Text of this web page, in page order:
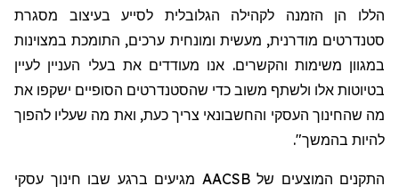
הללו הן הזמנה לקהילה הגלובלית לסייע בעיצוב מסגרת
סטנדרטים מודרנית, מעשית ומונחית ערכים, התומכת במצוינות
במגוון משימות והקשרים. אנו מעודדים את בעלי העניין לעיין
בטיוטות אלו ולשתף משוב כדי שהסטנדרטים הסופיים ישקפו את
מה שהחינוך העסקי והחשבונאי צריך כעת, ואת מה שעליו להפוך
להיות בהמשך".
התקנים המוצעים של AACSB מגיעים ברגע שבו חינוך עסקי